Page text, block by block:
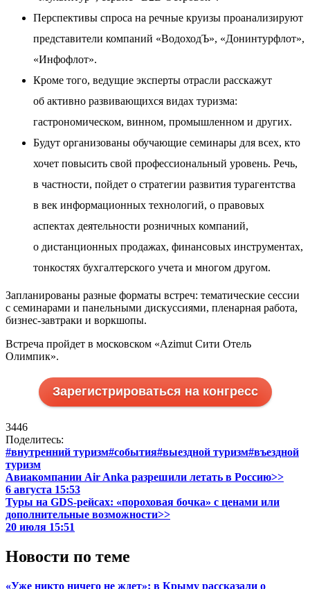
Перспективы спроса на речные круизы проанализируют
представители компаний «ВодоходЪ», «Донинтурфлот»,
«Инфофлот».
Кроме того, ведущие эксперты отрасли расскажут
об активно развивающихся видах туризма:
гастрономическом, винном, промышленном и других.
Будут организованы обучающие семинары для всех, кто
хочет повысить свой профессиональный уровень. Речь,
в частности, пойдет о стратегии развития турагентства
в век информационных технологий, о правовых
аспектах деятельности розничных компаний,
о дистанционных продажах, финансовых инструментах,
тонкостях бухгалтерского учета и многом другом.
Запланированы разные форматы встреч: тематические сессии
с семинарами и панельными дискуссиями, пленарная работа,
бизнес-завтраки и воркшопы.
Встреча пройдет в московском «Azimut Сити Отель
Олимпик».
Зарегистрироваться на конгресс
3446
Поделитесь:
#внутренний туризм#события#выездной туризм#въездной
туризм
Авиакомпании Air Anka разрешили летать в Россию>>
6 августа 15:53
Туры на GDS-рейсах: «пороховая бочка» с ценами или
дополнительные возможности>>
20 июля 15:51
Новости по теме
«Уже никто ничего не ждет»: в Крыму рассказали о